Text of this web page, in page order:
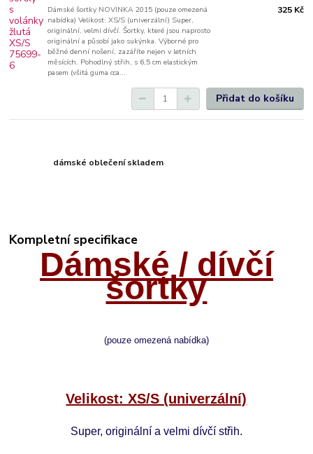
Dámské šortky NOVINKA 2015 (pouze omezená
nabídka) Velikost: XS/S (univerzální) Super,
originální, velmi dívčí. Šortky, které jsou naprosto
originální a působí jako sukýnka. Výborné pro
běžné denní nošení, zazáříte nejen v letních
měsících. Pohodlný střih, s 6,5 cm elastickým
pasem (všitá guma cca...
325 Kč
Přidat do košíku
dámské oblečení skladem
Kompletní specifikace
Dámské / dívčí
šortky
(pouze omezená nabídka)
Velikost: XS/S (univerzální)
Super, originální a velmi dívčí střih.